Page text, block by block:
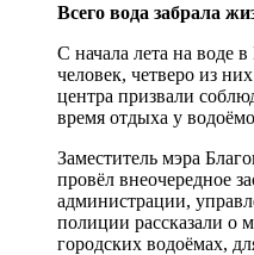
Всего вода забрала
С начала лета на воде
человек, четверо из
центра призвали
время отдыха у
Заместитель мэра
провёл внеочередное
администрации,
полиции рассказали о
городских водоёмах,